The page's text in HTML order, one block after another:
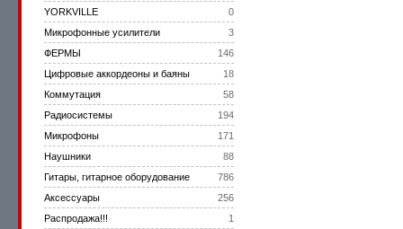
0
YORKVILLE
3
Микрофонные усилители
146
ФЕРМЫ
18
Цифровые аккордеоны и баяны
58
Коммутация
194
Радиосистемы
171
Микрофоны
88
Наушники
786
Гитары, гитарное оборудование
256
Аксессуары
1
Распродажа!!!